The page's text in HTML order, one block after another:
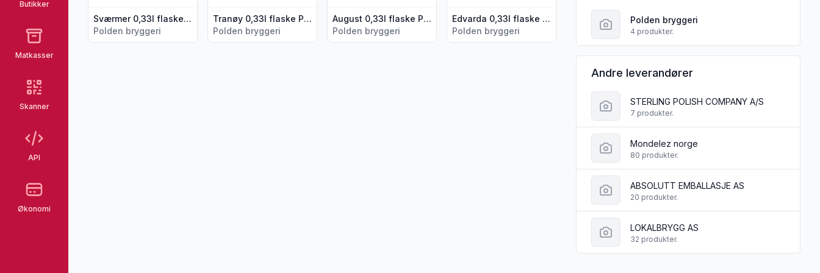
Butikker
Matkasser
Skanner
API
Økonomi
Sværmer 0,33l flaske Polden Bryggeri
Polden bryggeri
Tranøy 0,33l flaske Polden Bryggeri
Polden bryggeri
August 0,33l flaske Polden Bryggeri
Polden bryggeri
Edvarda 0,33l flaske Polden Bryggeri
Polden bryggeri
Polden bryggeri
4 produkter.
Andre leverandører
STERLING POLISH COMPANY A/S
7 produkter.
Mondelez norge
80 produkter.
ABSOLUTT EMBALLASJE AS
20 produkter.
LOKALBRYGG AS
32 produkter.